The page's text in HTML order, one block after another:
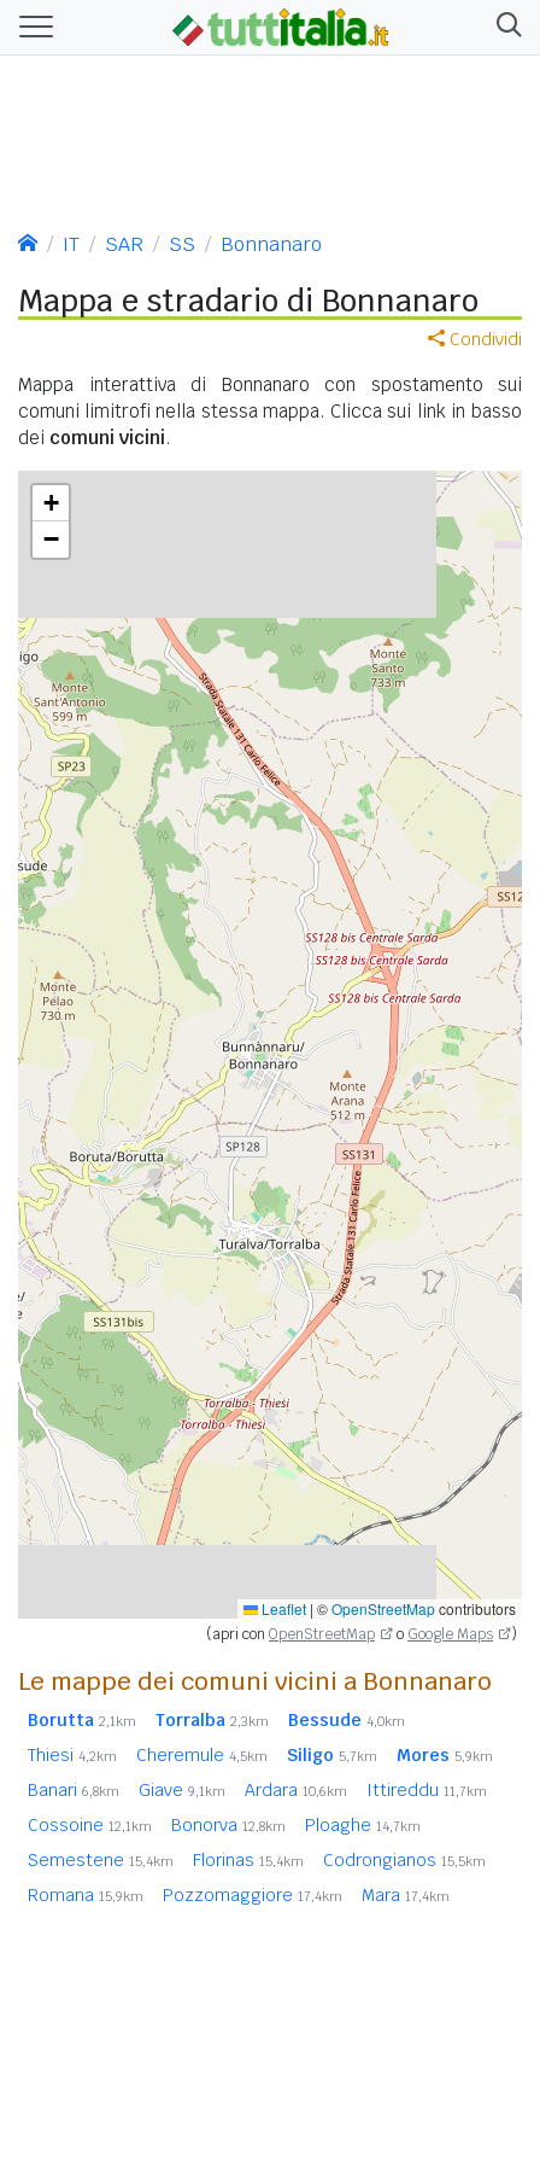
IT SAR SS Bonnanaro
Mappa e stradario di Bonnanaro
Condividi
Mappa interattiva di Bonnanaro con spostamento sui
comuni limitrofi nella stessa mappa. Clicca sui link in basso
dei comuni vicini.
+
−
Leaflet | ©OpenStreetMapcontributors
(apri con OpenStreetMap o Google Maps )
Le mappe dei comuni vicini a Bonnanaro
Borutta 2,1km Torralba 2,3km Bessude 4,0km
Thiesi 4,2km Cheremule 4,5km Siligo 5,7km Mores 5,9km
Banari 6,8km Giave 9,1km Ardara 10,6km Ittireddu 11,7km
Cossoine 12,1km Bonorva 12,8km Ploaghe 14,7km
Semestene 15,4km Florinas 15,4km Codrongianos 15,5km
Romana 15,9km Pozzomaggiore 17,4km Mara 17,4km